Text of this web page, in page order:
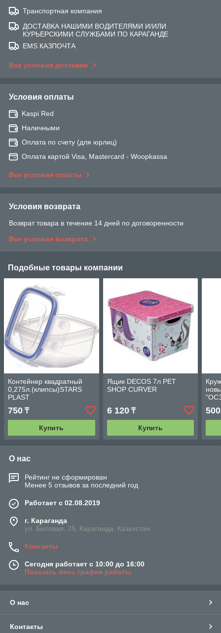
Транспортная компания
ДОСТАВКА НАШИМИ ВОДИТЕЛЯМИ И/ИЛИ
КУРЬЕРСКИМИ СЛУЖБАМИ ПО КАРАГАНДЕ
EMS КАЗПОЧТА
Все условия доставки
Условия оплаты
Kaspi Red
Наличными
Оплата по счету (для юрлиц)
Оплата картой Visa, Mastercard - Woopkassa
Все условия оплаты
Условия возврата
Возврат товара в течение 14 дней по договоренности
Все условия возврата
Подобные товары компании
Контейнер квадратный
0,275л.(клипсы)STARS
PLAST
750 ₸
Купить
Ящик DECOS 7л PET
SHOP CURVER
6 120₸
Купить
500
О нас
Рейтинг не сформирован
Менее 5 отзывов за последний год
Работает с 02.08.2019
г. Караганда
ул. Бытовая, 25, Караганда, Казахстан
Контакты
Сегодня работает с 10:00 до 16:00
Показать весь график работы
О нас
Контакты